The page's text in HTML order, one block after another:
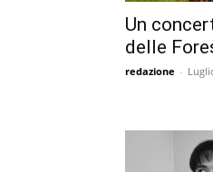
Un
delle
redazione -